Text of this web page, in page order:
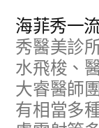
海菲秀一
秀醫美診
水飛梭、
大睿醫師
有相當多